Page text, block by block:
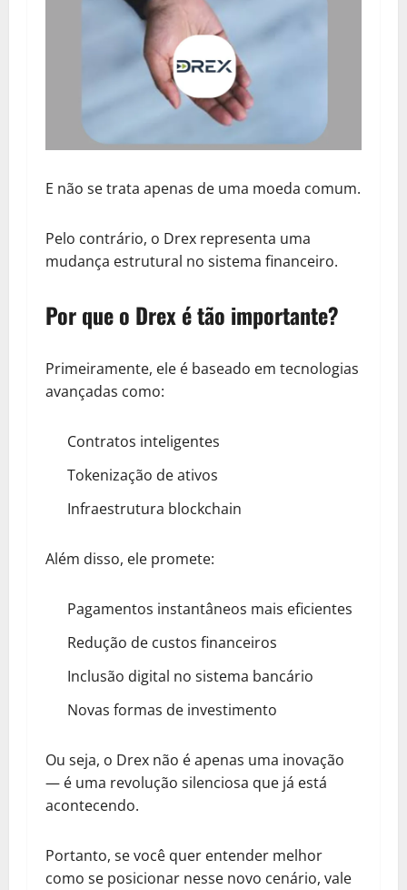
E não se trata apenas de uma moeda comum.
Pelo contrário, o Drex representa uma
mudança estrutural no sistema financeiro.
Por que o Drex é tão importante?
Primeiramente, ele é baseado em tecnologias
avançadas como:
Contratos inteligentes
Tokenização de ativos
Infraestrutura blockchain
Além disso, ele promete:
Pagamentos instantâneos mais eficientes
Redução de custos financeiros
Inclusão digital no sistema bancário
Novas formas de investimento
Ou seja, o Drex não é apenas uma inovação
— é uma revolução silenciosa que já está
acontecendo.
Portanto, se você quer entender melhor
como se posicionar nesse novo cenário, vale